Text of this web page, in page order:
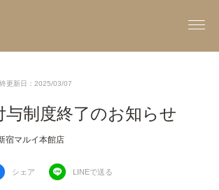
更新日：2025/03/07
与制度終了のお知らせ
宿マルイ本館店
シェア LINEで送る